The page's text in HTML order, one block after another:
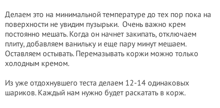
Делаем это на минимальной температуре до тех пор пока на
поверхности не увидим пузырьки. Очень важно крем
постоянно мешать. Когда он начнет закипать, отключаем
плиту, добавляем ванильку и еще пару минут мешаем.
Оставляем остывать. Перемазывать коржи можно только
холодным кремом.
Из уже отдохнувшего теста делаем 12-14 одинаковых
шариков. Каждый нам нужно будет раскатать в корж.